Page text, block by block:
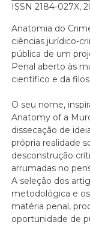
ISSN 2184-027X,
Anatomia do
ciências jurídico-
pública de um
Penal aberto às
científico e da
O seu nome,
Anatomy of a
dissecação de
própria realidade
desconstrução
arrumadas no
A seleção dos
metodológica e
matéria penal,
oportunidade de